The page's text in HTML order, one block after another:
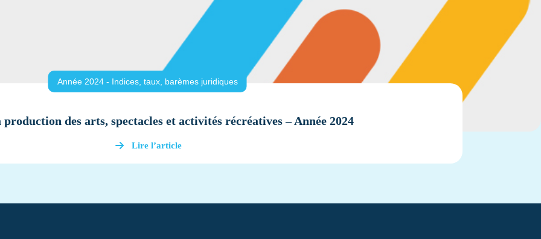
Année 2024 - Indices, taux, barèmes juridiques
des arts, spectacles et activités récréatives – Année 2024
Lire l’article